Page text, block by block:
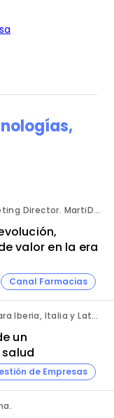
,
María José Sevillano. Global Marketing Director. MartiDerm.
valor en la era
Canal Farmacias
Carlos Vieira. Country Manager para Iberia, Italia y Latam. Hornetsecurity.
un
de Empresas